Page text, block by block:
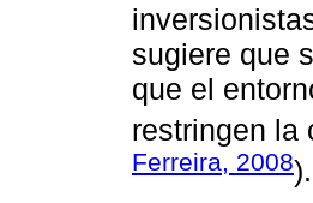
sugiere que
que el
restringen la
Ferreira, 2008).